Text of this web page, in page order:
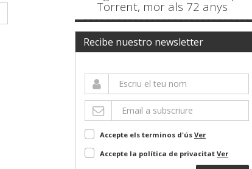
Torrent, mor als 72 anys
Recibe nuestro newsletter
Accepte els terminos d'ús Ver
Accepte la política de privacitat Ver